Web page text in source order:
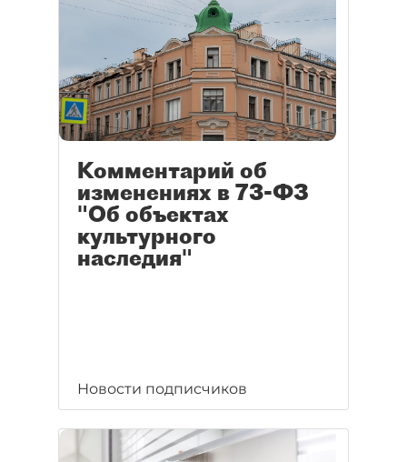
Комментарий об
изменениях в 73-ФЗ
"Об объектах
культурного
наследия"
Новости подписчиков